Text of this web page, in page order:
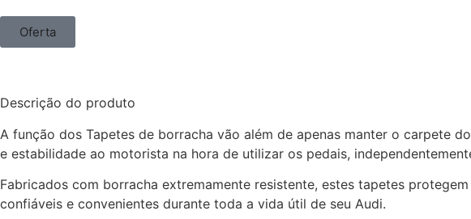
Oferta
Descrição do produto
A função dos Tapetes de borracha vão além de apenas manter o carpete
e estabilidade ao motorista na hora de utilizar os pedais,
Fabricados com borracha extremamente resistente, estes tapetes
confiáveis e convenientes durante toda a vida útil de seu Audi.